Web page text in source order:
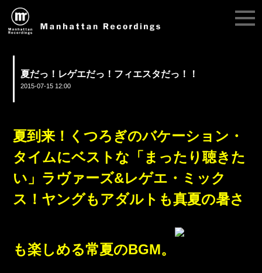
夏だっ！レゲエだっ！フィエスタだっ！！
2015-07-15 12:00
夏到来！くつろぎのバケーション・
タイムにベストな「まったり聴きた
い」ラヴァーズ&レゲエ・ミック
ス！ヤングもアダルトも真夏の暑さ
も楽しめる常夏のBGM。